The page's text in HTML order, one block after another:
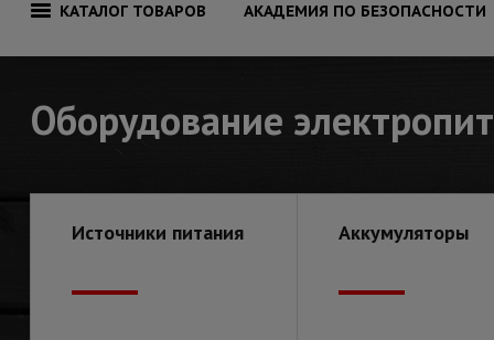
КАТАЛОГ ТОВАРОВ АКАДЕМИЯ ПО БЕЗОПАСНОСТИ
Оборудование
Источники питания Аккумуляторы